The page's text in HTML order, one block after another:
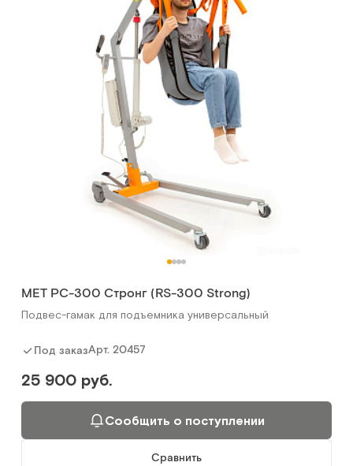
МЕТ РС-300 Стронг (RS-300 Strong)
Подвес-гамак для подъемника универсальный
Под заказАрт. 20457
25 900 руб.
Сообщить о поступлении
Сравнить